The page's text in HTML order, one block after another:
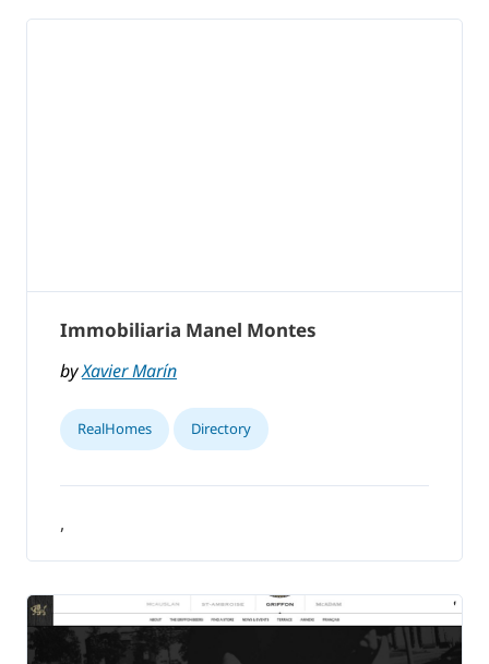
Immobiliaria Manel Montes
byXavier Marín
RealHomes Directory
,